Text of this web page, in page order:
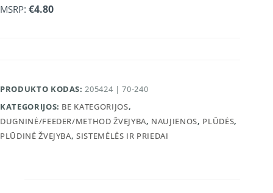
MSRP: €4.80
PRODUKTO KODAS:205424 | 70-240
KATEGORIJOS: BE KATEGORIJOS,
DUGNINĖ/FEEDER/METHOD ŽVEJYBA, NAUJIENOS, PLŪDĖS,
PLŪDINĖ ŽVEJYBA,SISTEMĖLĖS IR PRIEDAI